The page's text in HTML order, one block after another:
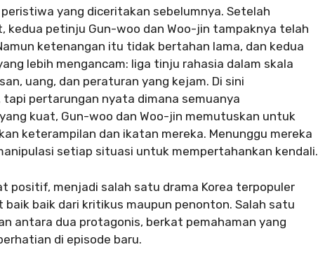
yang diceritakan sebelumnya. Setelah
kedua petinju Gun-woo dan Woo-jin tampaknya telah
ketenangan itu tidak bertahan lama, dan kedua
lebih mengancam: liga tinju rahasia dalam skala
uang, dan peraturan yang kejam. Di sini
pertarungan nyata dimana semuanya
kuat, Gun-woo dan Woo-jin memutuskan untuk
keterampilan dan ikatan mereka. Menunggu mereka
setiap situasi untuk mempertahankan kendali.
positif, menjadi salah satu drama Korea terpopuler
baik dari kritikus maupun penonton. Salah satu
antara dua protagonis, berkat pemahaman yang
di episode baru.